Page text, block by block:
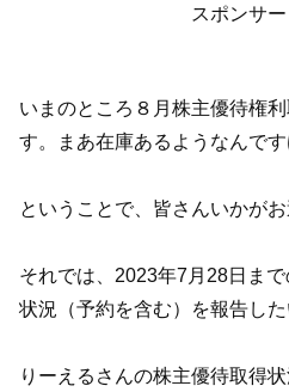
スポンサ
いまのところ８月株主優待権
す。まあ在庫あるようなんで
ということで、皆さんいかがお
それでは、2023年7月28日ま
状況（予約を含む）を報告した
りーえるさんの株主優待取得